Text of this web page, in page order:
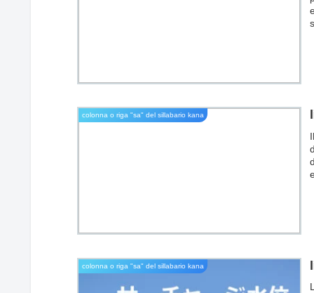
colonna o riga "sa" del sillabario kana
colonna o riga "sa" del sillabario kana